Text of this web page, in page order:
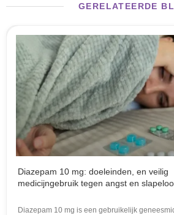
GERELATEERDE
Diazepam 10 mg: doeleinden, en veilig
medicijngebruik tegen angst en
Diazepam 10 mg is een gebruikelijk